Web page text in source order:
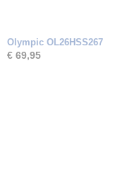
Olympic OL26HSS267
€ 69,95